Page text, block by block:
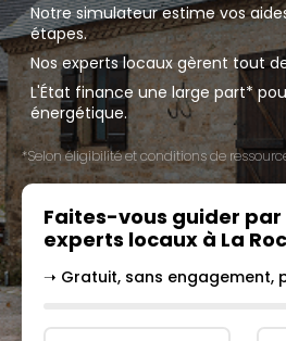
Notre simulateur estime vos
étapes.
Nos experts locaux gèrent tout
L'État finance une large part*
énergétique.
*Selon éligibilité et conditions de
Faites-vous guider par
experts locaux à ⁠La
➝ Gratuit, sans engagement,